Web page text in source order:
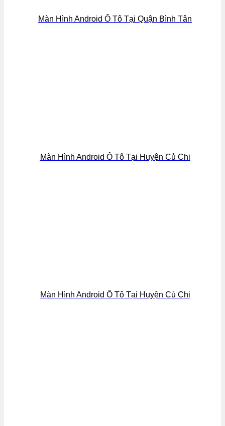
Màn Hình Android Ô Tô Tại Quận Bình Tân
Màn Hình Android Ô Tô Tại Huyện Củ Chi
Màn Hình Android Ô Tô Tại Huyện Củ Chi